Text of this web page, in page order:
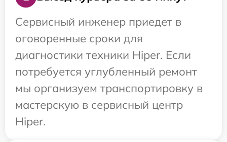
Сервисный инженер приедет в
оговоренные сроки для
диагностики техники Hiper. Если
потребуется углубленный ремонт
мы организуем транспортировку в
мастерскую в сервисный центр
Hiper.